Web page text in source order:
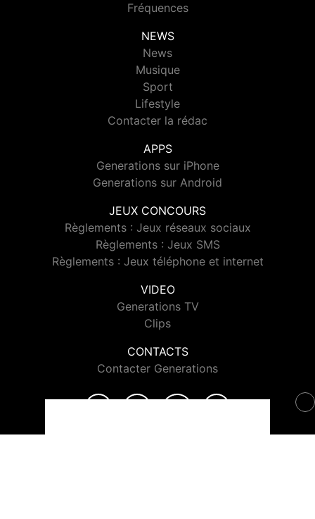
Fréquences
NEWS
News
Musique
Sport
Lifestyle
Contacter la rédac
APPS
Generations sur iPhone
Generations sur Android
JEUX CONCOURS
Règlements : Jeux réseaux sociaux
Règlements : Jeux SMS
Règlements : Jeux téléphone et internet
VIDEO
Generations TV
Clips
CONTACTS
Contacter Generations